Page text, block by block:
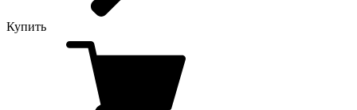
Купить